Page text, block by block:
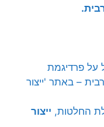
(2018), הכל על פרדיגמת
– באתר 'ייצור
ייצור